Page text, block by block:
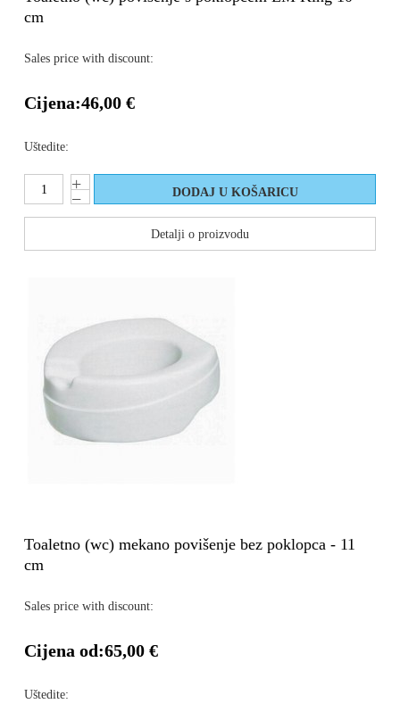
cm
Sales price with discount:
Cijena:46,00 €
Uštedite:
Detalji o proizvodu
Toaletno (wc) mekano povišenje bez poklopca - 11
cm
Sales price with discount:
Cijena od:65,00 €
Uštedite: